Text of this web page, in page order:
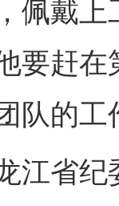
佩戴
要赶
队的
省纪